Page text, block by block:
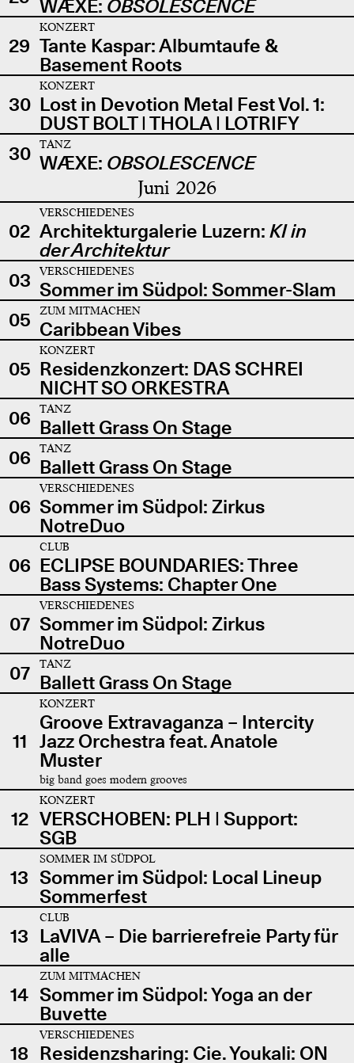
WÆXE: OBSOLESCENCE
29
KONZERT
Tante Kaspar: Albumtaufe &
Basement Roots
30
KONZERT
Lost in Devotion Metal Fest Vol. 1:
DUST BOLT | THOLA | LOTRIFY
30
TANZ
WÆXE: OBSOLESCENCE
Juni 2026
02
VERSCHIEDENES
Architekturgalerie Luzern: KI in
der Architektur
03
VERSCHIEDENES
Sommer im Südpol: Sommer-Slam
05
ZUM MITMACHEN
Caribbean Vibes
05
KONZERT
Residenzkonzert: DAS SCHREI
NICHT SO ORKESTRA
06
TANZ
Ballett Grass On Stage
06
TANZ
Ballett Grass On Stage
06
VERSCHIEDENES
Sommer im Südpol: Zirkus
NotreDuo
06
CLUB
ECLIPSE BOUNDARIES: Three
Bass Systems: Chapter One
07
VERSCHIEDENES
Sommer im Südpol: Zirkus
NotreDuo
07
TANZ
Ballett Grass On Stage
11
KONZERT
Groove Extravaganza – Intercity
Jazz Orchestra feat. Anatole
Muster
big band goes modern grooves
12
KONZERT
VERSCHOBEN: PLH | Support:
SGB
13
SOMMER IM SÜDPOL
Sommer im Südpol: Local Lineup
Sommerfest
13
CLUB
LaVIVA – Die barrierefreie Party für
alle
14
ZUM MITMACHEN
Sommer im Südpol: Yoga an der
Buvette
18
VERSCHIEDENES
Residenzsharing: Cie. Youkali: ON